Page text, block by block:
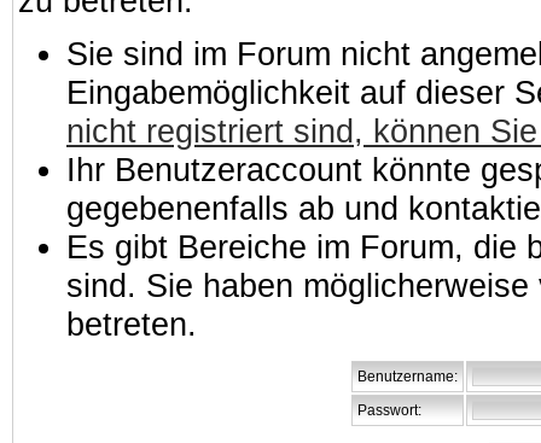
Sie sind im Forum nicht
Eingabemöglichkeit auf dieser
nicht registriert sind, können
Ihr Benutzeraccount könnte
gegebenenfalls ab und
Es gibt Bereiche im Forum, die
sind. Sie haben
betreten.
Benutzername:
Passwort: